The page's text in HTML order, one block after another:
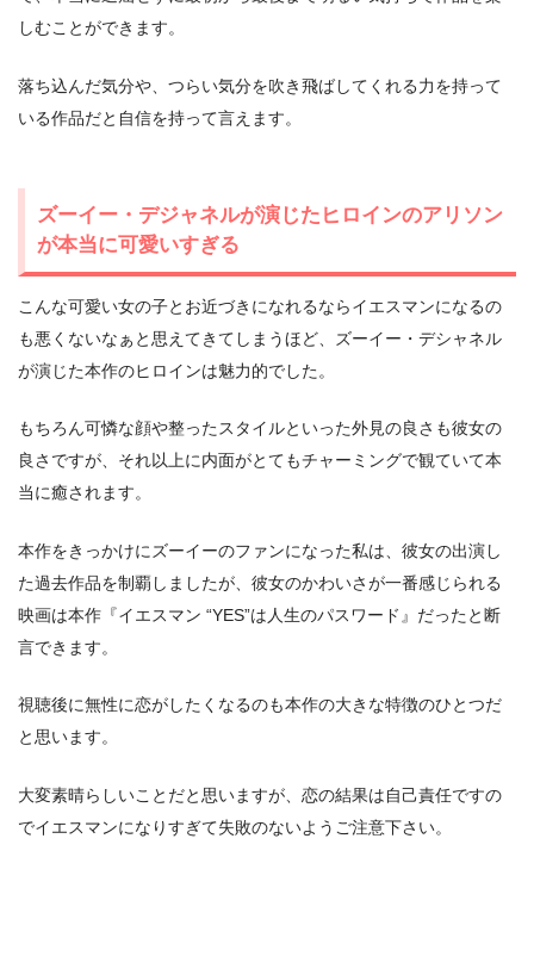
しむことができます。
落ち込んだ気分や、つらい気分を吹き飛ばしてくれる力を持って
いる作品だと自信を持って言えます。
ズーイー・デジャネルが演じたヒロインのアリソン
が本当に可愛いすぎる
こんな可愛い女の子とお近づきになれるならイエスマンになるの
も悪くないなぁと思えてきてしまうほど、ズーイー・デシャネル
が演じた本作のヒロインは魅力的でした。
もちろん可憐な顔や整ったスタイルといった外見の良さも彼女の
良さですが、それ以上に内面がとてもチャーミングで観ていて本
当に癒されます。
本作をきっかけにズーイーのファンになった私は、彼女の出演し
た過去作品を制覇しましたが、彼女のかわいさが一番感じられる
映画は本作『イエスマン “YES”は人生のパスワード』だったと断
言できます。
視聴後に無性に恋がしたくなるのも本作の大きな特徴のひとつだ
と思います。
大変素晴らしいことだと思いますが、恋の結果は自己責任ですの
でイエスマンになりすぎて失敗のないようご注意下さい。